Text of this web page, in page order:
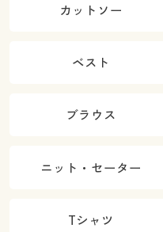
カットソー
ベスト
ブラウス
ニット・セーター
Tシャツ